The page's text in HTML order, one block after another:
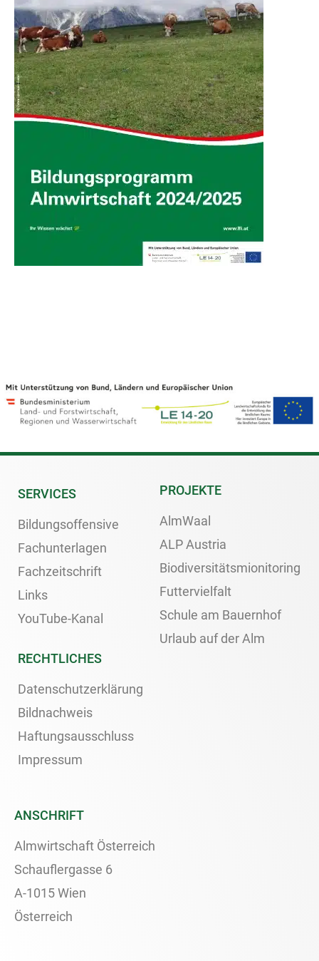
SERVICES
Bildungsoffensive
Fachunterlagen
Fachzeitschrift
Links
YouTube-Kanal
PROJEKTE
AlmWaal
ALP Austria
Biodiversitätsmionitoring
Futtervielfalt
Schule am Bauernhof
Urlaub auf der Alm
RECHTLICHES
Datenschutzerklärung
Bildnachweis
Haftungsausschluss
Impressum
ANSCHRIFT
Almwirtschaft Österreich
Schauflergasse 6
A-1015 Wien
Österreich